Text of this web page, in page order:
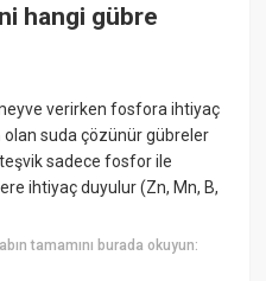
hangi gübre
verirken fosfora ihtiyaç
olan suda çözünür gübreler
sadece fosfor ile
ihtiyaç duyulur (Zn, Mn, B,
tamamını burada okuyun: